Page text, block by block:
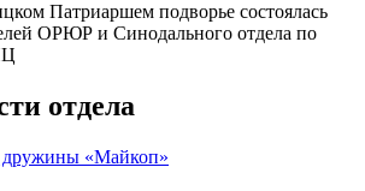
Патриаршем подворье состоялась
ОРЮР и Синодального отдела по
отдела